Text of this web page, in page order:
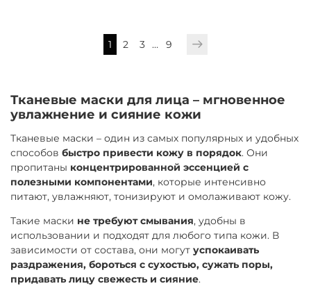
1 2 3 … 9
Тканевые маски для лица – мгновенное
увлажнение и сияние кожи
Тканевые маски – один из самых популярных и удобных
способов быстро привести кожу в порядок. Они
пропитаны концентрированной эссенцией с
полезными компонентами, которые интенсивно
питают, увлажняют, тонизируют и омолаживают кожу.
Такие маски не требуют смывания, удобны в
использовании и подходят для любого типа кожи. В
зависимости от состава, они могут успокаивать
раздражения, бороться с сухостью, сужать поры,
придавать лицу свежесть и сияние.